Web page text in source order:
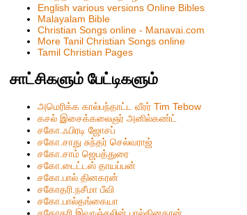
English various versions Online Bibles
Malayalam Bible
Christian Songs online - Manavai.com
More Tanil Christian Songs online
Tamil Christian Pages
சாட்சிகளும் பேட்டிகளும்
அமெரிக்க கால்பந்தாட்ட வீரர் Tim Tebow
கசல் இசைக்கலைஞர் அனில்கண்ட்
சகோ.ஃபிரடி ஜோசப்
சகோ.சாது சுந்தர் செல்வராஜ்
சகோ.சாம் ஜெபத்துரை
சகோ.டைட்டஸ் தாயப்பன்
சகோ.பால் தினகரன்
சகோதரி.நசீமா பீவி
ச‌கோ.பால்த‌ங்கையா